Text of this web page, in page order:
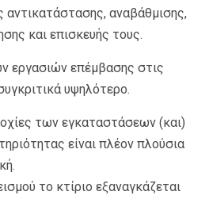
αντικατάστασης, αναβάθμισης,
και επισκευής τους.
εργασιών επέμβασης στις
υψηλότερο.
των εγκαταστάσεων (και)
είναι πλέον πλούσια
το κτίριο εξαναγκάζεται